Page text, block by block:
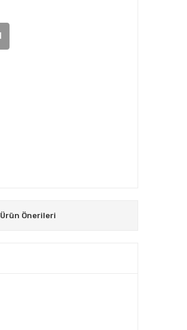
Ürün Önerileri